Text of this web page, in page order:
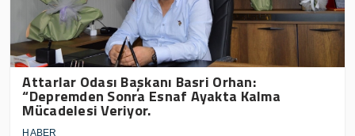
Attarlar Odası Başkanı Basri Orhan:
“Depremden Sonra Esnaf Ayakta Kalma
Mücadelesi Veriyor.
HABER